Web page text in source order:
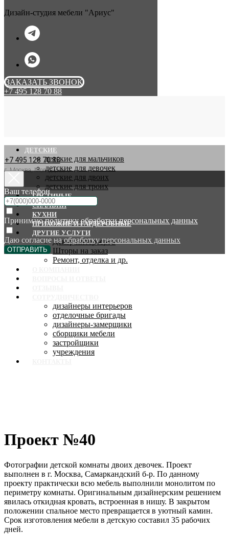
Дизайн-студия мебели "Ариус"
ЗАКАЗАТЬ ЗВОНОК
+7 495 128 70 88
+7 495 128 70 88
г. Москва, Молодцова 9
ДЕТСКИЕ
детские для мальчиков
детские для девочек
детские для двоих
детские для троих
ГОСТИНЫЕ
СПАЛЬНИ
КУХНИ
ПРИХОЖИЕ И ГАРДЕРОБНЫЕ
ДРУГИЕ УСЛУГИ
Декор интерьеров
Шторы на заказ
Ремонт, отделка и др.
дизайнеры интерьеров
отделочные бригады
дизайнеры-замерщики
сборщики мебели
застройщики
учреждения
Ваш телефон
Принимаюполитику обработки персональных данных
Даю согласие наобработку персональных данных
ОТПРАВИТЬ
Проект №40
Фотографии детской комнаты двоих девочек. Проект
выполнен в г. Москва, Самаркандский б-р. По данному
проекту практически всю мебель выполнили монолитом по
периметру комнаты. Оригинальным дизайнерским решением
явилась откидная кровать, встроенная в нишу. В закрытом
положении спальное место превращается в уютный камин.
Срок изготовления мебели в детскую составил 35 рабочих
дней.